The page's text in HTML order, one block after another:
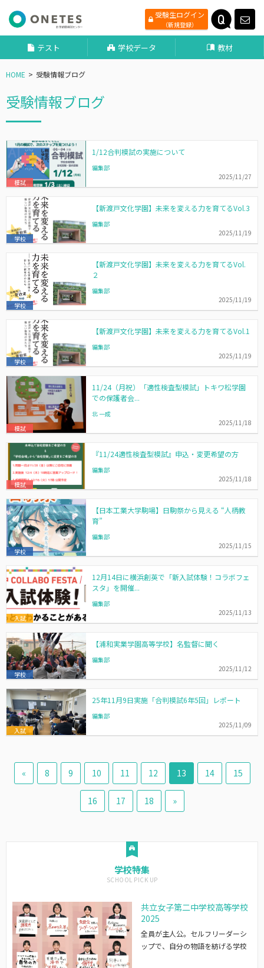
受験生ログイン
（新規登録）
テスト 学校データ 教材
HOME 受験情報ブログ
受験情報ブログ
模試
1/12合判模試の実施について
編集部
2025/11/27
学校
【新渡戸文化学園】未来を変える力を育てるVol.3
編集部
2025/11/19
学校
【新渡戸文化学園】未来を変える力を育てるVol.
２
編集部
2025/11/19
学校
【新渡戸文化学園】未来を変える力を育てるVol.1
編集部
2025/11/19
模試
11/24（月祝）「適性検査型模試」トキワ松学園
での保護者会...
北 一成
2025/11/18
模試
『11/24適性検査型模試』申込・変更希望の方
編集部
2025/11/18
学校
【日本工業大学駒場】日駒祭から見える “人柄教
育”
編集部
2025/11/15
入試
12月14日に横浜創英で「新入試体験！コラボフェ
スタ」を開催...
編集部
2025/11/13
学校
【浦和実業学園高等学校】名監督に聞く
編集部
2025/11/12
入試
25年11月9日実施「合判模試6年5回」レポート
編集部
2025/11/09
« 8 9 10 11 12 13 14 15
16 17 18 »
学校特集
共立女子第二中学校高等学校
2025
全員が主人公。セルフリーダーシ
ップで、自分の物語を紡げる学校